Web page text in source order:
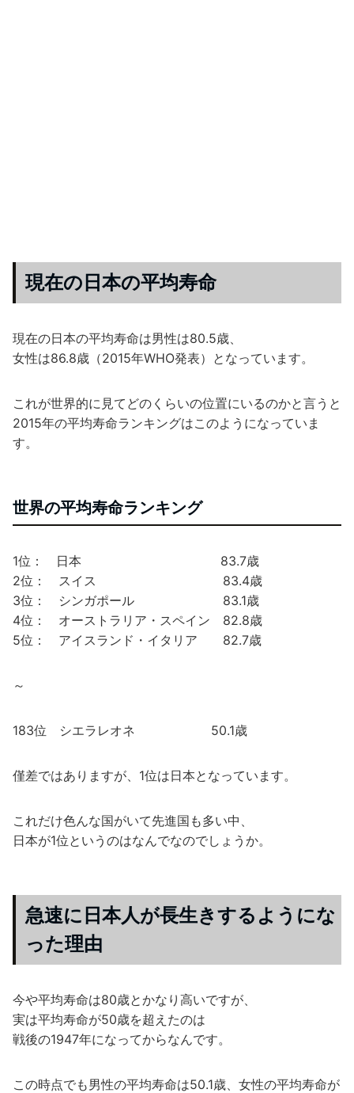
現在の日本の平均寿命
現在の日本の平均寿命は男性は80.5歳、
女性は86.8歳（2015年WHO発表）となっています。
これが世界的に見てどのくらいの位置にいるのかと言うと
2015年の平均寿命ランキングはこのようになっていま
す。
世界の平均寿命ランキング
1位： 日本 83.7歳
2位： スイス 83.4歳
3位： シンガポール 83.1歳
4位： オーストラリア・スペイン 82.8歳
5位： アイスランド・イタリア 82.7歳
～
183位 シエラレオネ 50.1歳
僅差ではありますが、1位は日本となっています。
これだけ色んな国がいて先進国も多い中、
日本が1位というのはなんでなのでしょうか。
急速に日本人が長生きするようにな
った理由
今や平均寿命は80歳とかなり高いですが、
実は平均寿命が50歳を超えたのは
戦後の1947年になってからなんです。
この時点でも男性の平均寿命は50.1歳、女性の平均寿命が